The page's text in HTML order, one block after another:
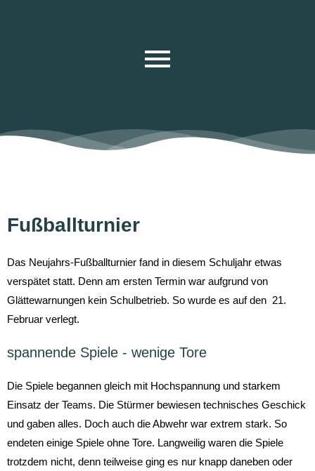
Fußballturnier
Das Neujahrs-Fußballturnier fand in diesem Schuljahr etwas
verspätet statt. Denn am ersten Termin war aufgrund von
Glättewarnungen kein Schulbetrieb. So wurde es auf den 21.
Februar verlegt.
spannende Spiele - wenige Tore
Die Spiele begannen gleich mit Hochspannung und starkem
Einsatz der Teams. Die Stürmer bewiesen technisches Geschick
und gaben alles. Doch auch die Abwehr war extrem stark. So
endeten einige Spiele ohne Tore. Langweilig waren die Spiele
trotzdem nicht, denn teilweise ging es nur knapp daneben oder